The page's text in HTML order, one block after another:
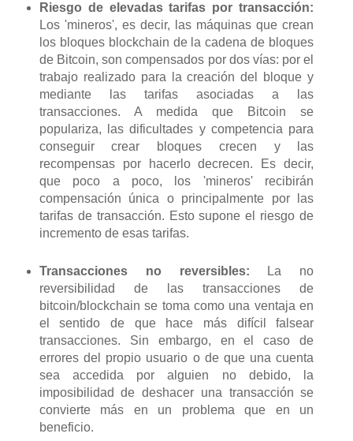
Riesgo de elevadas tarifas por transacción:
Los 'mineros', es decir, las máquinas que crean
los bloques blockchain de la cadena de bloques
de Bitcoin, son compensados por dos vías: por el
trabajo realizado para la creación del bloque y
mediante las tarifas asociadas a las
transacciones. A medida que Bitcoin se
populariza, las dificultades y competencia para
conseguir crear bloques crecen y las
recompensas por hacerlo decrecen. Es decir,
que poco a poco, los 'mineros' recibirán
compensación única o principalmente por las
tarifas de transacción. Esto supone el riesgo de
incremento de esas tarifas.
Transacciones no reversibles: La no
reversibilidad de las transacciones de
bitcoin/blockchain se toma como una ventaja en
el sentido de que hace más difícil falsear
transacciones. Sin embargo, en el caso de
errores del propio usuario o de que una cuenta
sea accedida por alguien no debido, la
imposibilidad de deshacer una transacción se
convierte más en un problema que en un
beneficio.